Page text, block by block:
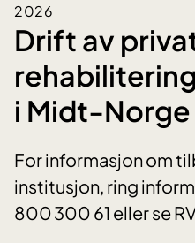
2026
Drift av
i Midt-Norge
For informasjon om
institusjon, ring
800 300 61 eller se